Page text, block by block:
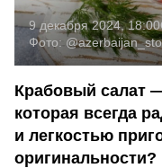
9 декабря 2024, 18:00
Фото:
Крабовый салат
которая всегда
и легкостью
оригинальности?